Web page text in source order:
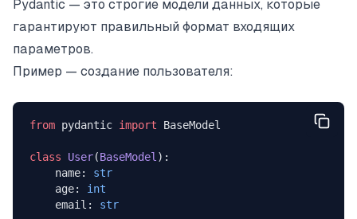
Pydantic — это строгие модели данных, которые
гарантируют правильный формат входящих
параметров.
Пример — создание пользователя:
from pydantic import BaseModel
class User(BaseModel ):
    name:
str
    age:
int
    email:
str